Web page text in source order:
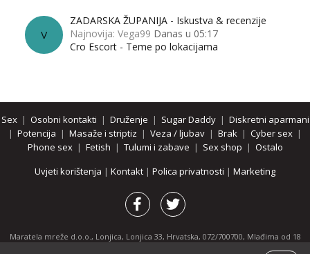
V
ZADARSKA ŽUPANIJA - Iskustva & recenzije
Najnovija: Vega99 Danas u 05:17
Cro Escort - Teme po lokacijama
Sex| Osobni kontakti | Druženje | Sugar Daddy| Diskretni aparmani
| Potencija | Masaže i striptiz | Veza / ljubav | Brak | Cyber sex |
Phone sex| Fetish | Tulumi i zabave | Sex shop | Ostalo
Uvjeti korištenja | Kontakt | Polica privatnosti | Marketing
Maratela mreže d.o.o., Lonjica, Lonjica 33, Hrvatska, 072/700700, Mlađima od 18
godina zabranjeno je pregledavanje stranice i svih njenih dijelova.